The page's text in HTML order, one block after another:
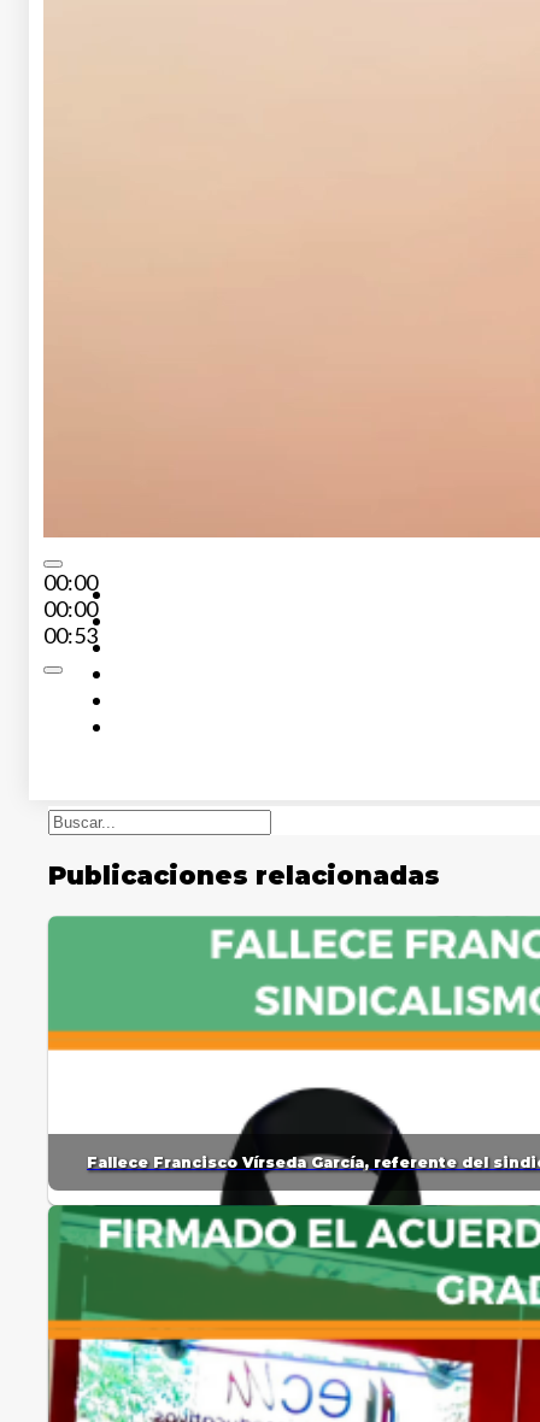
00:00
00:00
00:53
Buscar
Publicaciones relacionadas
Fallece Francisco Vírseda García, referente del